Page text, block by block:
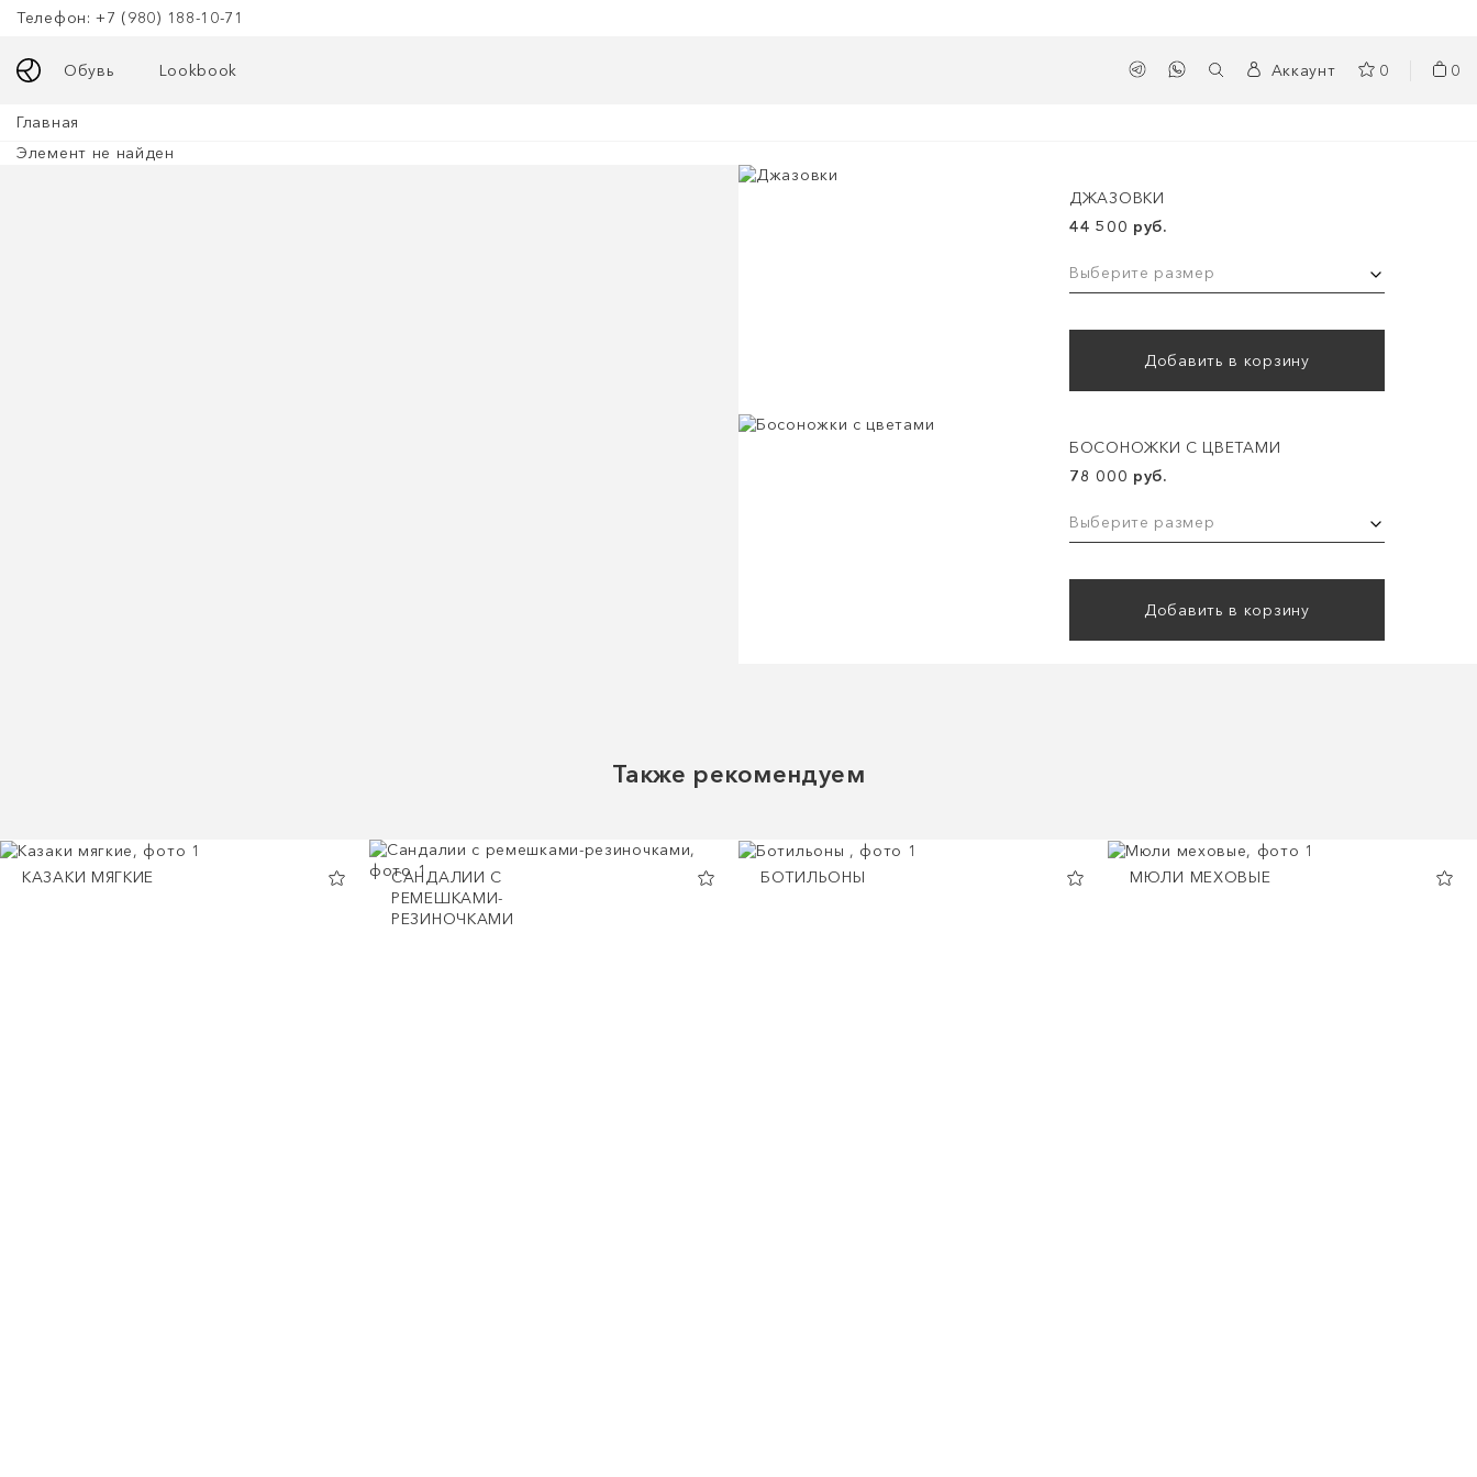
Телефон: +7 (980) 188-10-71
Обувь Lookbook Аккаунт 0 0
Главная
Элемент не найден
ДЖАЗОВКИ
44 500 руб.
Выберите размер
Добавить в корзину
БОСОНОЖКИ С ЦВЕТАМИ
78 000 руб.
Выберите размер
Добавить в корзину
Также рекомендуем
КАЗАКИ МЯГКИЕ
САНДАЛИИ С
РЕМЕШКАМИ-
РЕЗИНОЧКАМИ
БОТИЛЬОНЫ МЮЛИ МЕХОВЫЕ